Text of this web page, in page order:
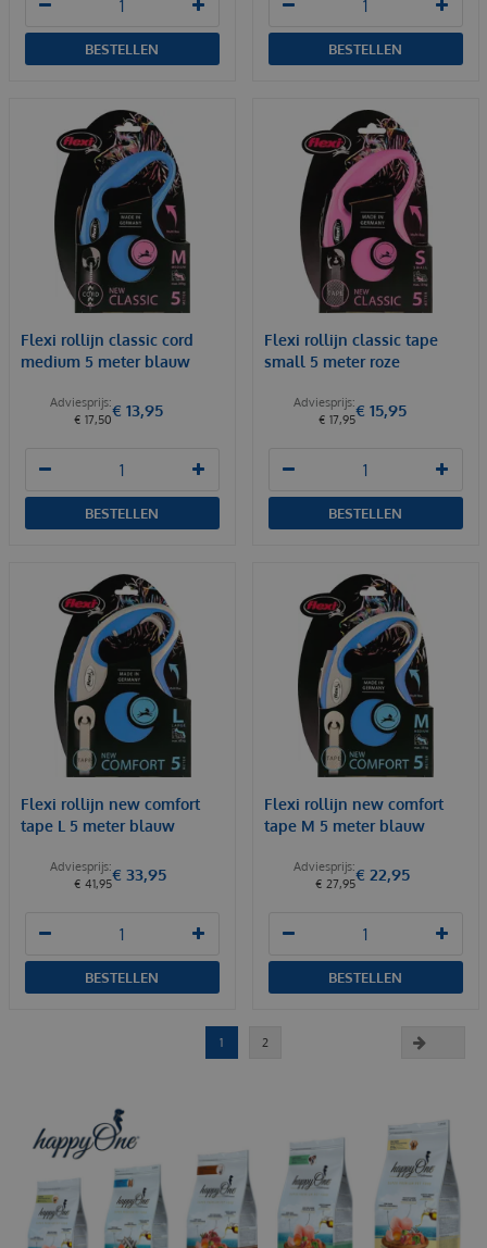
BESTELLEN BESTELLEN
Flexi rollijn classic cord
medium 5 meter blauw
€ 17,50€ 13,95
BESTELLEN
Flexi rollijn classic tape
small 5 meter roze
€ 17,95€ 15,95
BESTELLEN
Flexi rollijn new comfort
tape L 5 meter blauw
€ 41,95€ 33,95
BESTELLEN
Flexi rollijn new comfort
tape M 5 meter blauw
€ 27,95€ 22,95
BESTELLEN
1 2